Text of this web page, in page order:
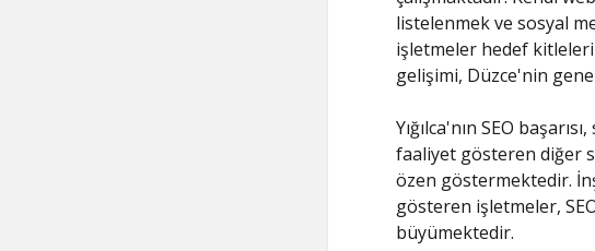
listelenmek ve sosyal
işletmeler hedef
gelişimi, Düzce'nin
Yığılca'nın SEO
faaliyet gösteren diğer
özen göstermektedir.
gösteren işletmeler,
büyümektedir.